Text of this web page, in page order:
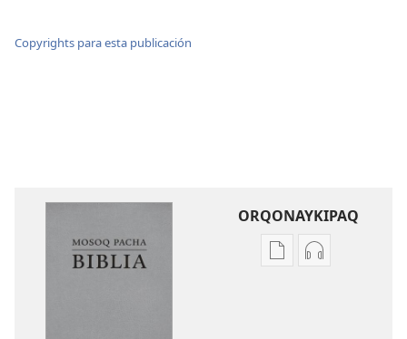
Copyrights para esta publicación
ORQONAYKIPAQ
Kaypi Kaypin